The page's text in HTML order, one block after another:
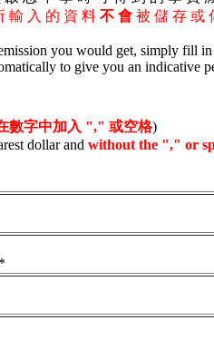
輸 入 的 資 料 不 會 被 儲 存 或
you would get, simply fill
to give you an indicative
數字中加入 "," 或空格)
dollar and without the "," or